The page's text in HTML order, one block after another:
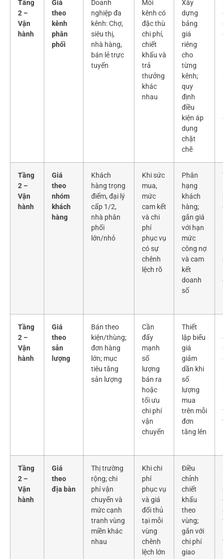
Tầng
2 –
Vận
hành
Giá
theo
kênh
phân
phối
Doanh
nghiệp đa
kênh: Chợ,
siêu thị,
nhà hàng,
bán lẻ trực
tuyến
Mỗi
kênh có
đặc thù
chi phí,
chiết
khấu và
trả
thưởng
khác
nhau
Xây
dựng
bảng
giá
riêng
cho
từng
kênh;
quy
định
điều
kiện áp
dụng
chặt
chẽ
Tầng
2 –
Vận
hành
Giá
theo
nhóm
khách
hàng
Khách
hàng trọng
điểm, đại lý
cấp 1/2,
nhà phân
phối
lớn/nhỏ
Khi sức
mua,
mức
cam kết
và chi
phí
phục vụ
có sự
chênh
lệch rõ
Phân
hạng
khách
hàng;
gắn giá
với hạn
mức
công nợ
và cam
kết
doanh
số
Tầng
2 –
Vận
hành
Giá
theo
sản
lượng
Bán theo
kiện/thùng;
đơn hàng
lớn; mục
tiêu tăng
sản lượng
Cần
đẩy
mạnh
số
lượng
bán ra
hoặc
tối ưu
chi phí
vận
chuyển
Thiết
lập biểu
giá
giảm
dần khi
số
lượng
mua
trên mỗi
đơn
tăng lên
Tầng
2 –
Vận
hành
Giá
theo
địa bàn
Thị trường
rộng; chi
phí vận
chuyển và
mức cạnh
tranh vùng
miền khác
nhau
Khi chi
phí
phục vụ
và giá
đối thủ
tại mỗi
vùng
chênh
lệch lớn
Điều
chỉnh
chiết
khấu
theo
vùng;
gắn với
chi phí
giao